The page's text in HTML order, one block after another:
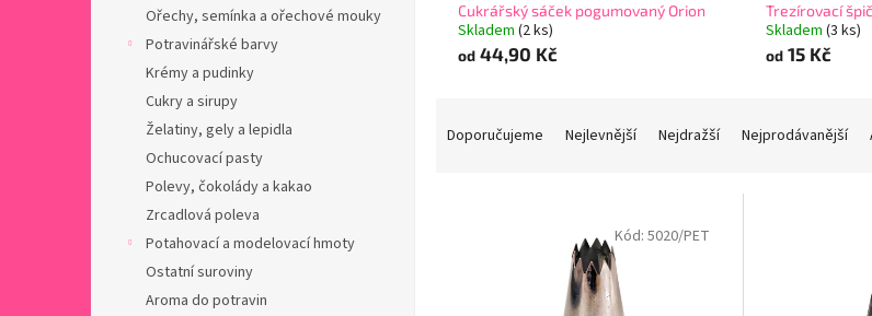
Ořechy, semínka a ořechové mouky
Potravinářské barvy
Krémy a pudinky
Cukry a sirupy
Želatiny, gely a lepidla
Ochucovací pasty
Polevy, čokolády a kakao
Zrcadlová poleva
Potahovací a modelovací hmoty
Ostatní suroviny
Aroma do potravin
Cukrářský sáček pogumovaný Orion
Skladem (2 ks)
od 44,90 Kč
Trezírovací
Skladem (3 ks)
od15 Kč
Doporučujeme Nejlevnější Nejdražší Nejprodávanější
Kód: 5020/PET